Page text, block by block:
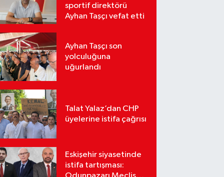
sportif direktörü
Ayhan Taşçı vefat etti
Ayhan Taşçı son
yolculuğuna
uğurlandı
Talat Yalaz’dan CHP
üyelerine istifa çağrısı
Eskişehir siyasetinde
istifa tartışması: